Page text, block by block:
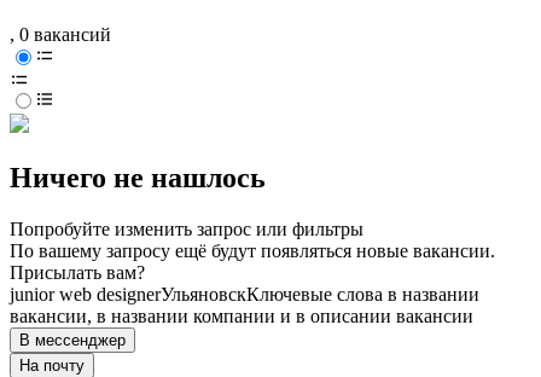
, 0 вакансий
Ничего не нашлось
Попробуйте изменить запрос или фильтры
По вашему запросу ещё будут появляться новые вакансии.
Присылать вам?
junior web designerУльяновскКлючевые слова в названии
вакансии, в названии компании и в описании вакансии
В мессенджер
На почту